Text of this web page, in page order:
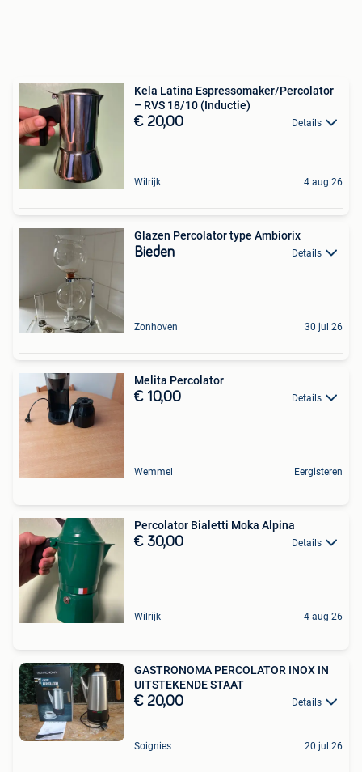
Kela Latina Espressomaker/Percolator
– RVS 18/10 (Inductie)
€ 20,00 Details
Wilrijk 4 aug 26
Glazen Percolator type Ambiorix
Bieden Details
Zonhoven 30 jul 26
Melita Percolator
€ 10,00 Details
Wemmel Eergisteren
Percolator Bialetti Moka Alpina
€ 30,00 Details
Wilrijk 4 aug 26
GASTRONOMA PERCOLATOR INOX IN
UITSTEKENDE STAAT
€ 20,00 Details
Soignies 20 jul 26